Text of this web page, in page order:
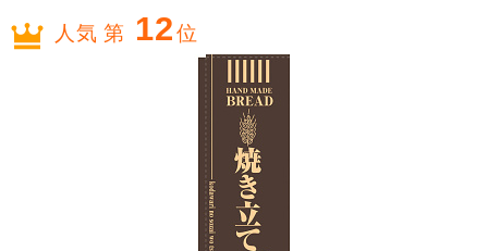
人気 第 12位